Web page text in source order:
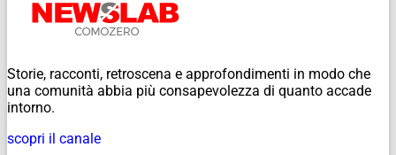
Storie, racconti, retroscena e approfondimenti in modo che
una comunità abbia più consapevolezza di quanto accade
intorno.
scopri il canale